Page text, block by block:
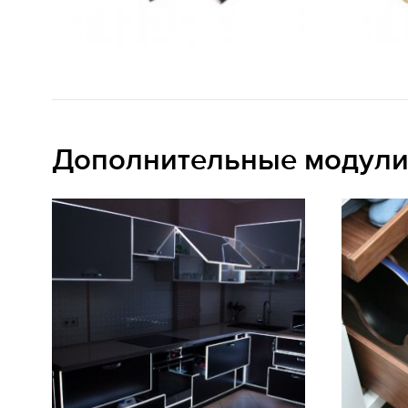
Дополнительные модули